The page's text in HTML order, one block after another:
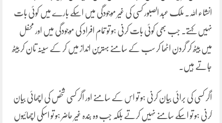
انشاء اللہ۔ ملک عبد الصبور کسی کی غیر موجودگی میں اسکے بارے میں کوئی بات
نہیں کہتے۔ جب بھی کوئی بات کرنی ہو تو تمام افراد کی موجودگی میں اور محفل
میں بیٹھ کر گردن اٹھا کر سب کے سامنے بہترین انداز میں کر کے سینہ تان کر بیٹھ
جاتے ہیں۔
اگر کسی کی برائی بیان کرنی ہو تو اس کے سامنے اور اگر کسی شخص کی اچھائی بیان
کرنی ہو تو اسکے سامنے نہیں کرتے بلکہ جب وہ بندہ غیر حاضر ہو تو اسکی اچھائیوں